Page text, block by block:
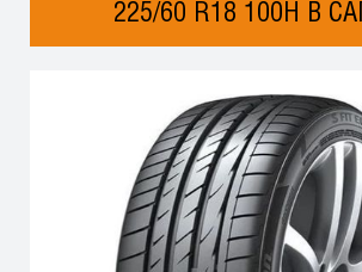
225/60 R18 100H В